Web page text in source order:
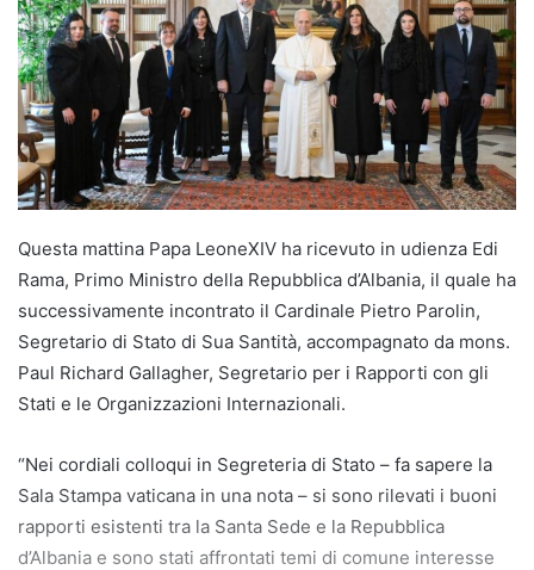
Questa mattina Papa LeoneXIV ha ricevuto in udienza Edi
Rama, Primo Ministro della Repubblica d’Albania, il quale ha
successivamente incontrato il Cardinale Pietro Parolin,
Segretario di Stato di Sua Santità, accompagnato da mons.
Paul Richard Gallagher, Segretario per i Rapporti con gli
Stati e le Organizzazioni Internazionali.
“Nei cordiali colloqui in Segreteria di Stato – fa sapere la
Sala Stampa vaticana in una nota – si sono rilevati i buoni
rapporti esistenti tra la Santa Sede e la Repubblica
d’Albania e sono stati affrontati temi di comune interesse